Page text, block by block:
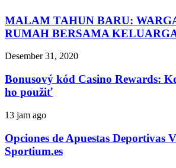
MALAM TAHUN BARU:
RUMAH BERSAMA
Desember 31, 2020
Bonusový kód Casino Rewards:
ho použiť
13 jam ago
Opciones de Apuestas Deportivas
Sportium.es